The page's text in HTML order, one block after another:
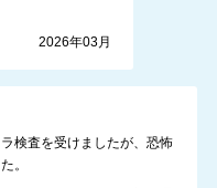
2026年03月
検査を受けましたが、恐怖
。